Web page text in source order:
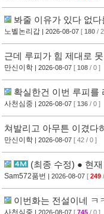
봐줄 이유가 있다 없
노벨논리갑 | 2026-08-07 [ 180 /
근데 루피가 힘 제대로
만신이학 | 2026-08-07 [ 108 / 0 ]
확실한건 이번 루피를
사천심중 | 2026-08-07 [ 136 / 0 ]
쳐발리고 아무튼 이겼다
만신이학 | 2026-08-07 [ 42 / 0 ]
(최종 수정) ● 현
Sam572품번 | 2026-08-07 [ 249
이번화는 전설이네 ㅋ
사천심중 | 2026-08-07 [ 745 / 0 ]